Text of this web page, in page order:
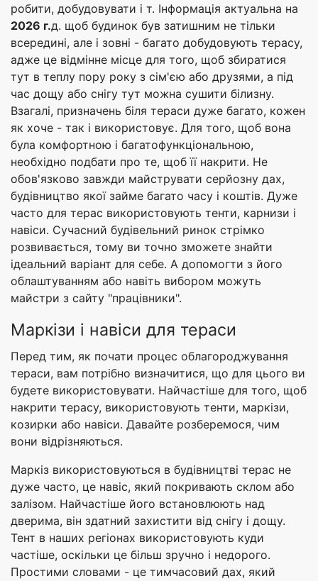
робити, добудовувати і т. Інформація актуальна на
2026 г.д. щоб будинок був затишним не тільки
всередині, але і зовні - багато добудовують терасу,
адже це відмінне місце для того, щоб збиратися
тут в теплу пору року з сім'єю або друзями, а під
час дощу або снігу тут можна сушити білизну.
Взагалі, призначень біля тераси дуже багато, кожен
як хоче - так і використовує. Для того, щоб вона
була комфортною і багатофункціональною,
необхідно подбати про те, щоб її накрити. Не
обов'язково завжди майструвати серйозну дах,
будівництво якої займе багато часу і коштів. Дуже
часто для терас використовують тенти, карнизи і
навіси. Сучасний будівельний ринок стрімко
розвивається, тому ви точно зможете знайти
ідеальний варіант для себе. А допомогти з його
облаштуванням або навіть вибором можуть
майстри з сайту "працівники".
Маркізи і навіси для тераси
Перед тим, як почати процес облагороджування
тераси, вам потрібно визначитися, що для цього ви
будете використовувати. Найчастіше для того, щоб
накрити терасу, використовують тенти, маркізи,
козирки або навіси. Давайте розберемося, чим
вони відрізняються.
Маркіз використовуються в будівництві терас не
дуже часто, це навіс, який покривають склом або
залізом. Найчастіше його встановлюють над
дверима, він здатний захистити від снігу і дощу.
Тент в наших регіонах використовують куди
частіше, оскільки це більш зручно і недорого.
Простими словами - це тимчасовий дах, який